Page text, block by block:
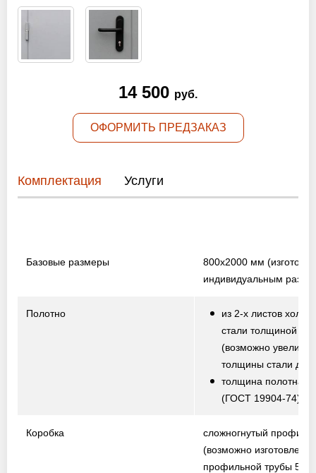
Закажите звонок
Москва
Работаем без выходных!
14 500 руб.
ОФОРМИТЬ ПРЕДЗАКАЗ
Комплектация Услуги
Базовые размеры 800х2000 мм
индивидуальным
Полотно
из 2-х листов
стали толщиной
(возможно
толщины стали до
толщина полотна
(ГОСТ 19904-74)
Коробка
сложногнутый профиль
(возможно
профильной трубы